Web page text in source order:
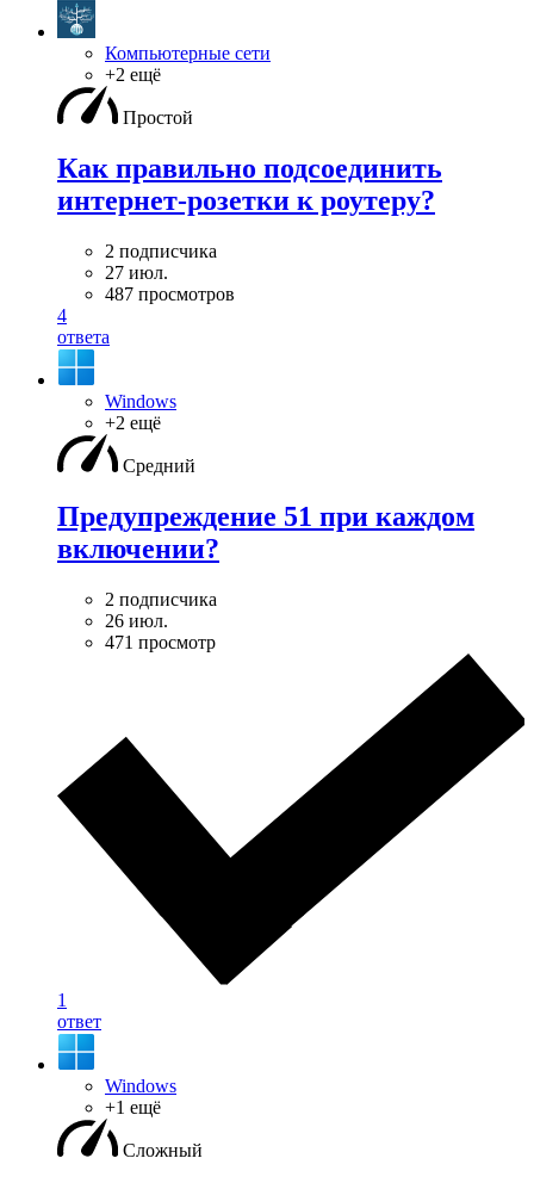
Компьютерные сети
+2 ещё
Простой
Как правильно подсоединить
интернет-розетки к роутеру?
2 подписчика
27 июл.
487 просмотров
4
ответа
Windows
+2 ещё
Средний
Предупреждение 51 при каждом
включении?
2 подписчика
26 июл.
471 просмотр
1
ответ
Windows
+1 ещё
Сложный